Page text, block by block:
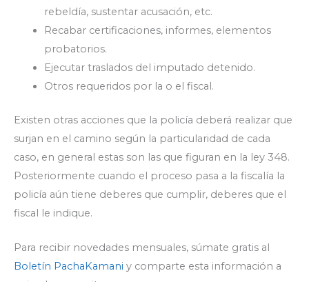
rebeldía, sustentar acusación, etc.
Recabar certificaciones, informes, elementos
probatorios.
Ejecutar traslados del imputado detenido.
Otros requeridos por la o el fiscal.
Existen otras acciones que la policía deberá realizar que
surjan en el camino según la particularidad de cada
caso, en general estas son las que figuran en la ley 348.
Posteriormente cuando el proceso pasa a la fiscalía la
policía aún tiene deberes que cumplir, deberes que el
fiscal le indique.
Para recibir novedades mensuales, súmate gratis al
Boletín PachaKamani y comparte esta información a